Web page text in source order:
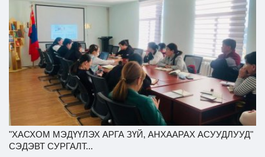
"ХАСХОМ МЭДҮҮЛЭХ АРГА ЗҮЙ, АНХААРАХ АСУУДЛУУД"
СЭДЭВТ СУРГАЛТ...